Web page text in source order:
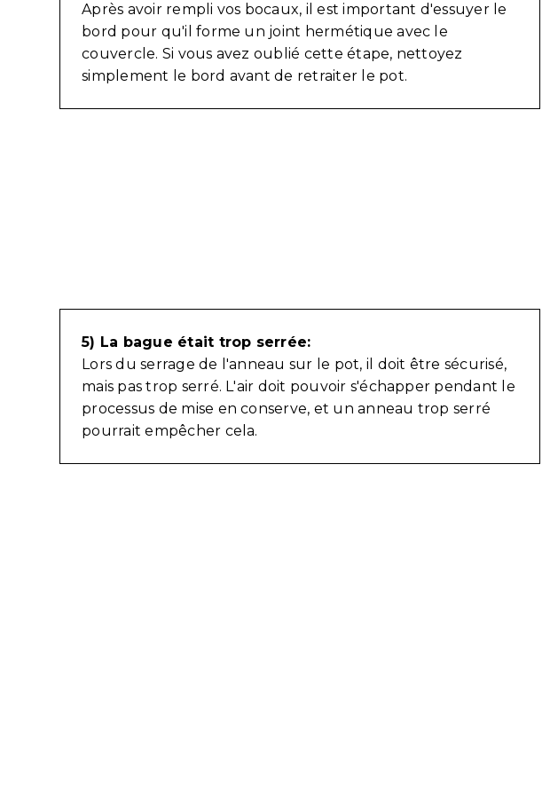
Après avoir rempli vos bocaux, il est important d'essuyer le
bord pour qu'il forme un joint hermétique avec le
couvercle. Si vous avez oublié cette étape, nettoyez
simplement le bord avant de retraiter le pot.
5) La bague était trop serrée:
Lors du serrage de l'anneau sur le pot, il doit être sécurisé,
mais pas trop serré. L'air doit pouvoir s'échapper pendant le
processus de mise en conserve, et un anneau trop serré
pourrait empêcher cela.